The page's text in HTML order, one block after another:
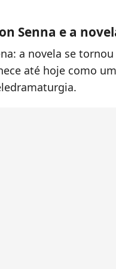
Senna e a
a novela se
até hoje como